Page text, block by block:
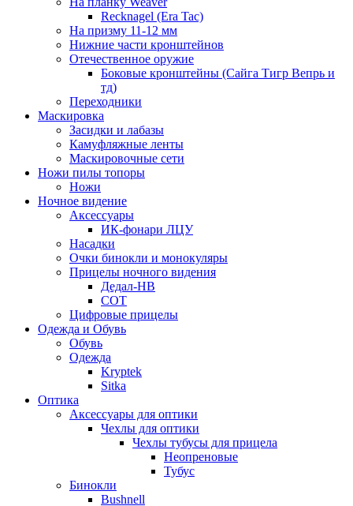
Recknagel (Era Tac)
На призму 11-12 мм
Нижние части кронштейнов
Отечественное оружие
Боковые кронштейны (Сайга Тигр Вепрь и
тд)
Переходники
Маскировка
Засидки и лабазы
Камуфляжные ленты
Маскировочные сети
Ножи пилы топоры
Ножи
Ночное видение
Аксессуары
ИК-фонари ЛЦУ
Насадки
Очки бинокли и монокуляры
Прицелы ночного видения
Дедал-НВ
СОТ
Цифровые прицелы
Одежда и Обувь
Обувь
Одежда
Kryptek
Sitka
Оптика
Аксессуары для оптики
Чехлы для оптики
Чехлы тубусы для прицела
Неопреновые
Тубус
Бинокли
Bushnell